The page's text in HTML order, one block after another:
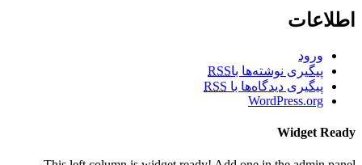
اطلاعات
ورود
پیگیری نوشته‌ها باRSS
پیگیری دیدگاه‌ها با RSS
WordPress.org
Widget Ready